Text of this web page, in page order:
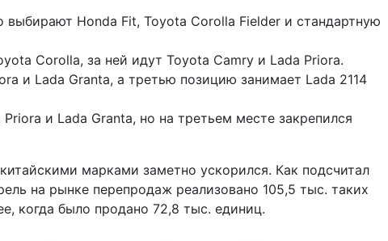
Honda Fit, Toyota Corolla Fielder и стандартную
Corolla, за ней идут Toyota Camry и Lada Priora.
и Lada Granta, а третью позицию занимает Lada 2114
и Lada Granta, но на третьем месте закрепился
марками заметно ускорился. Как подсчитал
на рынке перепродаж реализовано 105,5 тыс. таких
когда было продано 72,8 тыс. единиц.